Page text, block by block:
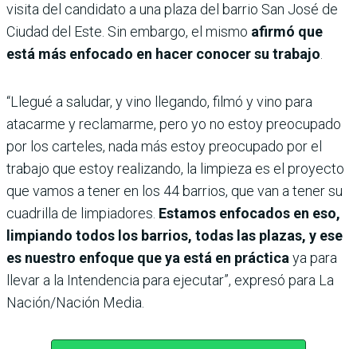
visita del candidato a una plaza del barrio San José de
Ciudad del Este. Sin embargo, el mismo afirmó que
está más enfocado en hacer conocer su trabajo
“Llegué a saludar, y vino llegando, filmó y vino para
atacarme y reclamarme, pero yo no estoy preocupado
por los carteles, nada más estoy preocupado por el
trabajo que estoy realizando, la limpieza es el proyecto
que vamos a tener en los 44 barrios, que van a tener su
cuadrilla de limpiadores. Estamos enfocados en eso,
limpiando todos los barrios, todas las plazas, y ese
es nuestro enfoque que ya está en práctica ya para
llevar a la Intendencia para ejecutar”, expresó para La
Nación/Nación Media.